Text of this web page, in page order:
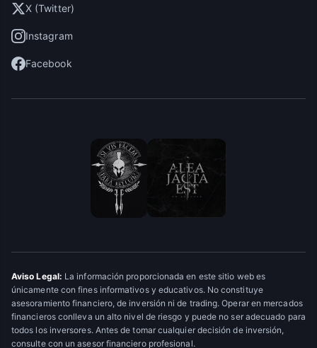
X (Twitter)
Instagram
Facebook
Aviso Legal: La información proporcionada en este sitio web es
únicamente con fines informativos y educativos. No constituye
asesoramiento financiero, de inversión ni de trading. Operar en mercados
financieros conlleva un alto nivel de riesgo y puede no ser adecuado para
todos los inversores. Antes de tomar cualquier decisión de inversión,
consulte con un asesor financiero profesional.